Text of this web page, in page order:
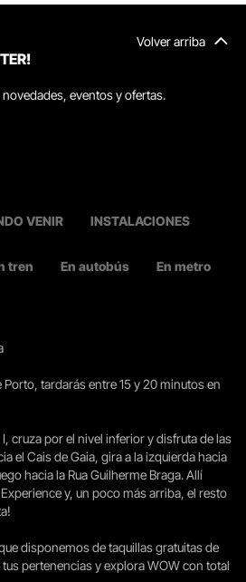
Volver arriba
eventos y ofertas.
VENIR INSTALACIONES
tren En autobús En metro
Porto, tardarás entre 15 y 20 minutos en
cruza por el nivel inferior y disfruta de las
el Cais de Gaia, gira a la izquierda hacia
hacia la Rua Guilherme Braga. Allí
y, un poco más arriba, el resto
disponemos de taquillas gratuitas de
pertenencias y explora WOW con total